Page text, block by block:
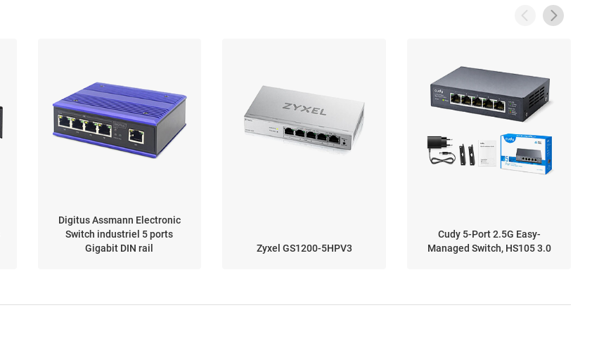
Digitus Assmann Electronic
Switch industriel 5 ports
Gigabit DIN rail
Zyxel GS1200-5HPV3
Cudy 5-Port 2.5G Easy-
Managed Switch, HS105 3.0